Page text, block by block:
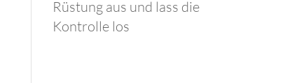
Rüstung aus und lass die
Kontrolle los